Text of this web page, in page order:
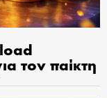
τον παίκτη